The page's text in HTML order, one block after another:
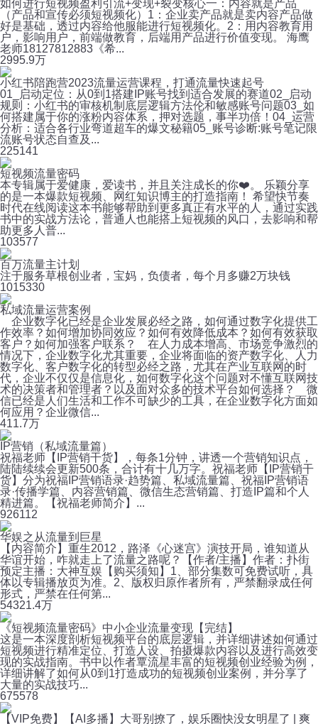
如何进行短视频盈利引流+变现+裂变核心一：内容就是产品
（产品和宣传必须短视频化）1：企业卖产品就是卖内容产品做
好是基础，透过内容给他服能进行短视频化。2：用内容教育用
户，影响用户，前端做教育，后端用产品进行价值变现。 海鹰
老师18127812883《希...
2995.9万
小红书陪跑营2023流量运营课程，打通流量快速起号
01_启动定位：从0到1搭建IP账号找到适合发展的赛道02_启动
规则：小红书的审核机制底层逻辑方法伦和敏感账号问题03_如
何搭建属于你的涨粉内容体系，押对选题，事半功倍！04_运营
分析：适合各行业弯道超车的爆文秘籍05_账号诊断:账号笔记限
流账号状态自查及...
225141
短视频流量密码
本专辑属于爱健康，爱读书，并且关注成长的你❤️。 乐颖分享
的是一本爆款短视频、网红知识博主的打造指南！ 希望快节奏
时代在线阅读这本书能够帮助到更多真正有水平的人，通过实践
书中的实战方法论，普通人也能搭上短视频的风口，去影响和帮
助更多人普...
103577
百万流量主计划
注于服务草根创业者，宝妈，负债者，每个月多赚2万块钱
1015330
私域流量运营案例
企业数字化已经是企业发展必经之路，如何通过数字化提供工
作效率？如何增加协同效应？如何有效降低成本？如何有效获取
客户？如何加强客户联系？ 在人力成本增高、市场竞争激烈的
情况下，企业数字化尤其重要，企业将面临的资产数字化、人力
数字化、客户数字化的转型必经之路，尤其在产业互联网的时
代，企业不仅仅是信息化，如何数字化这个问题对不懂互联网技
术的决策者和管理者？以及面对众多的技术平台如何选择？ 微
信已经是人们生活和工作不可缺少的工具，在企业数字化方面如
何应用？企业微信...
411.7万
IP营销（私域流量篇）
祝福老师【IP营销干货】，每条1分钟，讲透一个营销知识点，
陆陆续续会更新500条，合计有十几万字。祝福老师【IP营销干
货】分为祝福IP营销语录·趋势篇、私域流量篇、祝福IP营销语
录·传播学篇、内容营销篇、微信生态营销篇、打造IP篇和个人
精进篇。【祝福老师简介】...
926112
华娱之从流量到巨星
【内容简介】重生2012，路泽《心迷宫》演技开局，谁知道从
华谊开始，咋就走上了流量之路呢？【作者/主播】作者：扑街
预定主播：大神互娱【购买须知】1、部分集数可免费试听，具
体以专辑播放页为准。2、版权归原作者所有，严禁翻录成任何
形式，严禁在任何第...
54321.4万
《短视频流量密码》中小企业流量变现【完结】
这是一本深度剖析短视频平台的底层逻辑，并详细讲述如何通过
短视频进行精准定位、打造人设、拍摄爆款内容以及进行高效变
现的实战指南。书中以作者覃流星丰富的短视频创业经验为例，
详细讲解了如何从0到1打造成功的短视频创业案例，并分享了
大量的实战技巧...
675578
【VIP免费】【AI多播】大哥别撩了，娱乐圈快没女明星了 | 爽